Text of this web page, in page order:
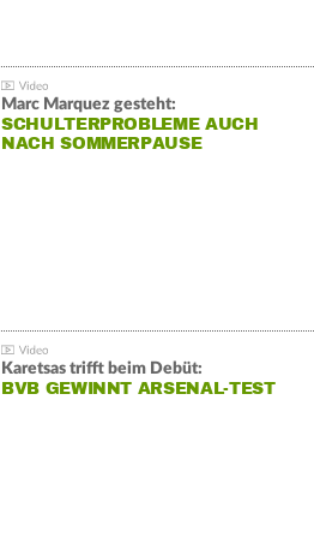
Marc Marquez gesteht:
SCHULTERPROBLEME AUCH
NACH SOMMERPAUSE
Karetsas trifft beim Debüt:
BVB GEWINNT ARSENAL-TEST